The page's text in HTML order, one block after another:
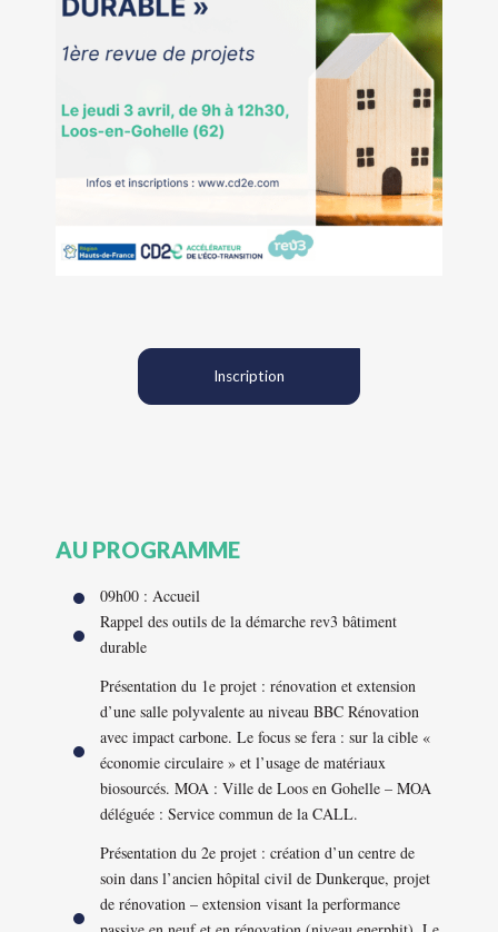
Inscription
AU PROGRAMME
09h00 : Accueil
Rappel des outils de la démarche rev3 bâtiment
durable
Présentation du 1e projet : rénovation et extension
d’une salle polyvalente au niveau BBC Rénovation
avec impact carbone. Le focus se fera : sur la cible «
économie circulaire » et l’usage de matériaux
biosourcés. MOA : Ville de Loos en Gohelle – MOA
déléguée : Service commun de la CALL.
Présentation du 2e projet : création d’un centre de
soin dans l’ancien hôpital civil de Dunkerque, projet
de rénovation – extension visant la performance